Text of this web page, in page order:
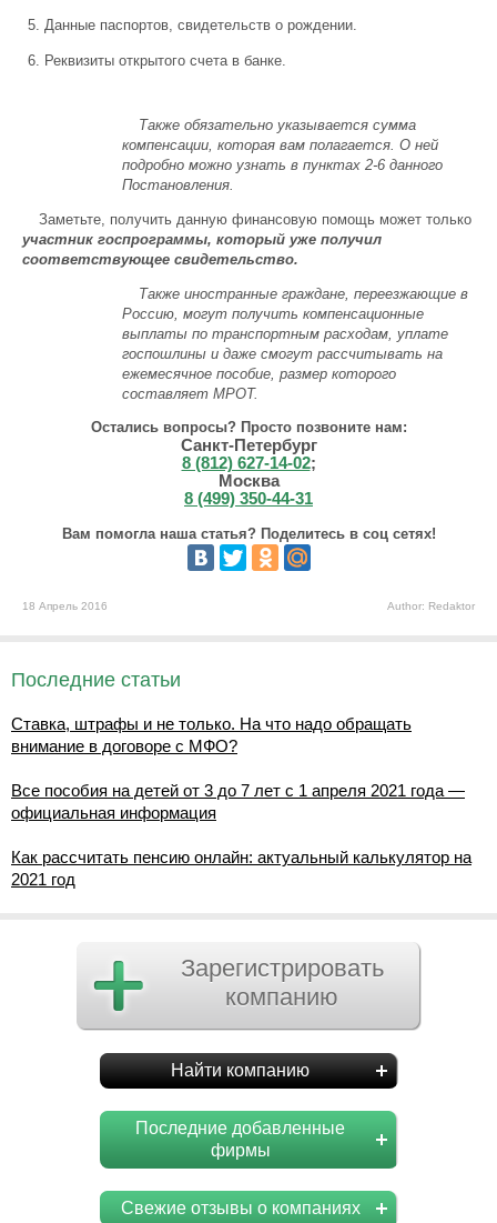
Данные паспортов, свидетельств о рождении.
Реквизиты открытого счета в банке.
Также обязательно указывается сумма
компенсации, которая вам полагается. О ней
подробно можно узнать в пунктах 2-6 данного
Постановления.
Заметьте, получить данную финансовую помощь может только
участник госпрограммы, который уже получил
соответствующее свидетельство.
Также иностранные граждане, переезжающие в
Россию, могут получить компенсационные
выплаты по транспортным расходам, уплате
госпошлины и даже смогут рассчитывать на
ежемесячное пособие, размер которого
составляет МРОТ.
Остались вопросы? Просто позвоните нам:
Санкт-Петербург
8 (812) 627-14-02;
Москва
8 (499) 350-44-31
Вам помогла наша статья? Поделитесь в соц сетях!
18 Апрель 2016 Author: Redaktor
Последние статьи
Ставка, штрафы и не только. На что надо обращать
внимание в договоре с МФО?
Все пособия на детей от 3 до 7 лет с 1 апреля 2021 года —
официальная информация
Как рассчитать пенсию онлайн: актуальный калькулятор на
2021 год
Зарегистрировать
компанию
Найти компанию
Последние добавленные
фирмы
Свежие отзывы о компаниях